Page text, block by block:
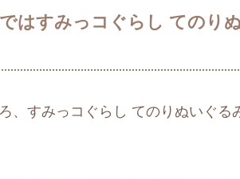
はすみっコぐらし てのり
、すみっコぐらし てのりぬいぐる